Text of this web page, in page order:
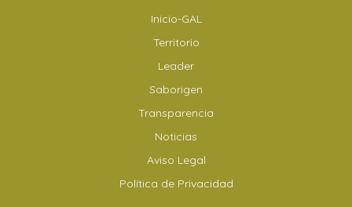
Inicio-GAL
Territorio
Leader
Saborigen
Transparencia
Noticias
Aviso Legal
Política de Privacidad